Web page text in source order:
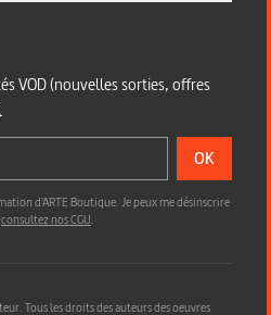
VOD (nouvelles sorties, offres
OK
d'ARTE Boutique. Je peux me désinscrire
consultez nos CGU.
Tous les droits des auteurs des oeuvres